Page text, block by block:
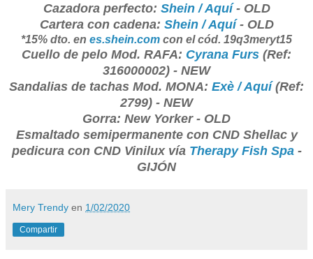
Cazadora perfecto: Shein / Aquí- OLD
Cartera con cadena: Shein / Aquí- OLD
*15% dto. en es.shein.com con el cód. 19q3meryt15
Cuello de pelo Mod. RAFA: Cyrana Furs (Ref:
316000002) - NEW
Sandalias de tachas Mod. MONA: Exè / Aquí(Ref:
2799) - NEW
Gorra: New Yorker - OLD
Esmaltado semipermanente con CND Shellac y
pedicura con CND Vinilux vía Therapy Fish Spa-
GIJÓN
Mery Trendy en 1/02/2020
Compartir